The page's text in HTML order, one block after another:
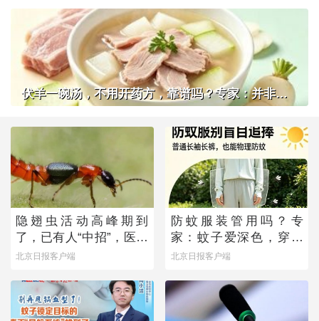
伏羊一碗汤，不用开药方，靠谱吗？专家：并非人人适用
隐翅虫活动高峰期到
了，已有人“中招”，医生
提醒——
北京日报客户端
防蚊服装管用吗？专
家：蚊子爱深色，穿浅
色衣服不易招蚊子
北京日报客户端